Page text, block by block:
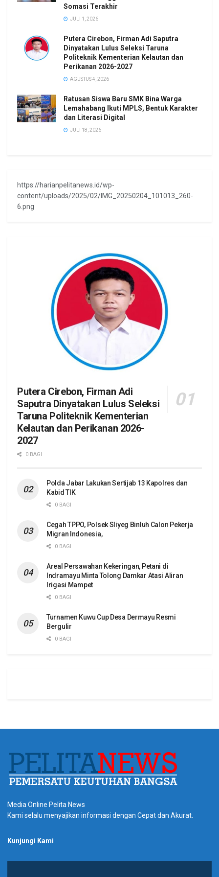
Somasi Terakhir
JULI 1, 2026
Putera Cirebon, Firman Adi Saputra
Dinyatakan Lulus Seleksi Taruna
Politeknik Kementerian Kelautan dan
Perikanan 2026-2027
AGUSTUS 4, 2026
Ratusan Siswa Baru SMK Bina Warga
Lemahabang Ikuti MPLS, Bentuk Karakter
dan Literasi Digital
JULI 18, 2026
https://harianpelitanews.id/wp-
content/uploads/2025/02/IMG_20250204_101013_260-
6.png
Putera Cirebon, Firman Adi
Saputra Dinyatakan Lulus Seleksi
Taruna Politeknik Kementerian
Kelautan dan Perikanan 2026-
2027
0 BAGI
Polda Jabar Lakukan Sertijab 13 Kapolres dan
Kabid TIK
0 BAGI
Cegah TPPO, Polsek Sliyeg Binluh Calon Pekerja
Migran Indonesia,
0 BAGI
Areal Persawahan Kekeringan, Petani di
Indramayu Minta Tolong Damkar Atasi Aliran
Irigasi Mampet
0 BAGI
Turnamen Kuwu Cup Desa Dermayu Resmi
Bergulir
0 BAGI
Media Online Pelita News
Kami selalu menyajikan informasi dengan Cepat dan Akurat.
Kunjungi Kami